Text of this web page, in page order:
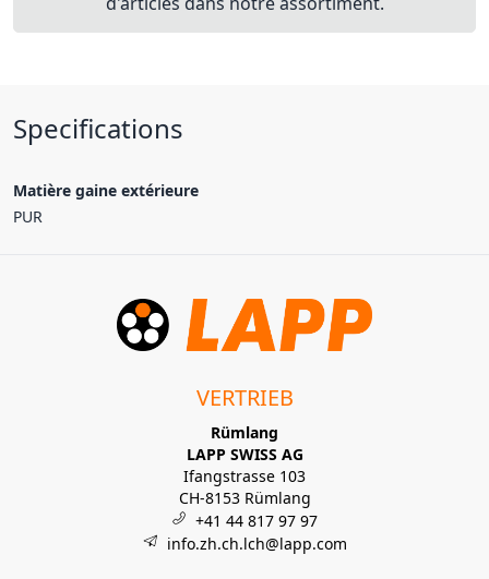
Specifications
Matière gaine extérieure
PUR
VERTRIEB
Rümlang
LAPP SWISS AG
Ifangstrasse 103
CH-8153 Rümlang
+41 44 817 97 97
info.zh.ch.lch@lapp.com